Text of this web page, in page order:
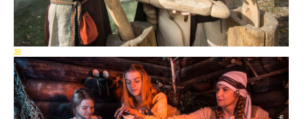
30